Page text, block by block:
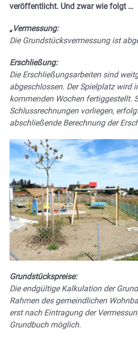
veröffentlicht. Und zwar wie folgt …
„Vermessung:
Die Grundstücksvermessung ist
Erschließung:
Die Erschließungsarbeiten sind
abgeschlossen. Der Spielplatz wird
kommenden Wochen fertiggestellt.
Schlussrechnungen vorliegen,
abschließende Berechnung der
Grundstückspreise:
Die endgültige Kalkulation der
Rahmen des gemeindlichen
erst nach Eintragung der
Grundbuch möglich.